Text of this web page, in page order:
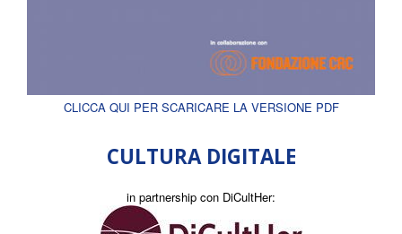
CLICCA QUI PER SCARICARE LA VERSIONE PDF
CULTURA DIGITALE
in partnership con DiCultHer: